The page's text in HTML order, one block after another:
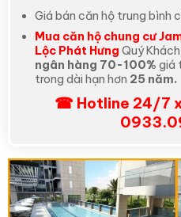
Giá bán căn hộ trung bình
Mua căn hộ chung cư
Lộc Phát Hưng Quý
ngân hàng 70-100% giá
trong dài hạn hơn 25 năm.
☎ Hotline 24/7